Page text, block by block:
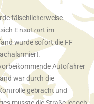
fälschlicherweise
Einsatzort im
wurde sofort die FF
Autofahrer
war durch die
gebracht und
musste die Straße jedoch